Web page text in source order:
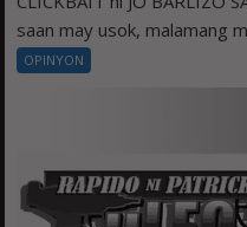
saan may usok, malamang
OPINYON